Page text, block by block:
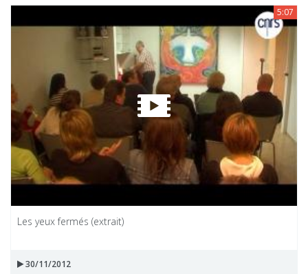
5:07
Les yeux fermés (extrait)
30/11/2012